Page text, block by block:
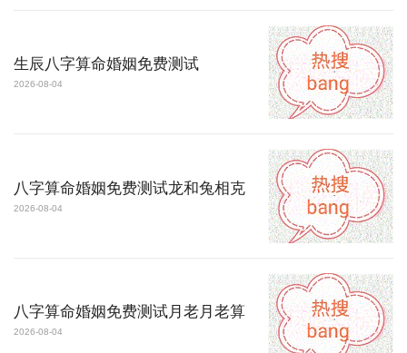
生辰八字算命婚姻免费测试
2026-08-04
八字算命婚姻免费测试龙和兔相克
2026-08-04
八字算命婚姻免费测试月老月老算
2026-08-04